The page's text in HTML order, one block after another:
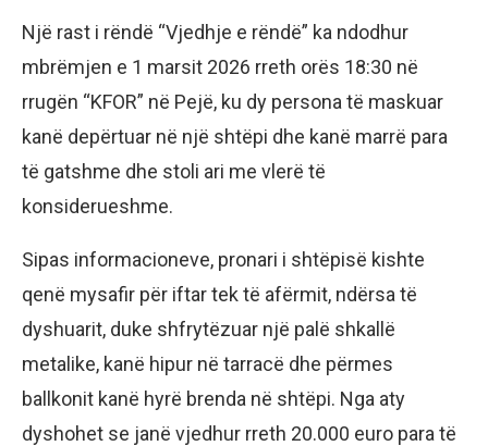
Një rast i rëndë “Vjedhje e rëndë” ka ndodhur
mbrëmjen e 1 marsit 2026 rreth orës 18:30 në
rrugën “KFOR” në Pejë, ku dy persona të maskuar
kanë depërtuar në një shtëpi dhe kanë marrë para
të gatshme dhe stoli ari me vlerë të
konsiderueshme.
Sipas informacioneve, pronari i shtëpisë kishte
qenë mysafir për iftar tek të afërmit, ndërsa të
dyshuarit, duke shfrytëzuar një palë shkallë
metalike, kanë hipur në tarracë dhe përmes
ballkonit kanë hyrë brenda në shtëpi. Nga aty
dyshohet se janë vjedhur rreth 20.000 euro para të